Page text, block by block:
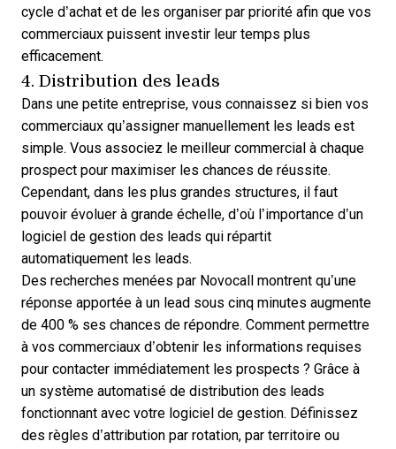
cycle d’achat et de les organiser par priorité afin que vos
commerciaux puissent investir leur temps plus
efficacement.
4. Distribution des leads
Dans une petite entreprise, vous connaissez si bien vos
commerciaux qu’assigner manuellement les leads est
simple. Vous associez le meilleur commercial à chaque
prospect pour maximiser les chances de réussite.
Cependant, dans les plus grandes structures, il faut
pouvoir évoluer à grande échelle, d’où l’importance d’un
logiciel de gestion des leads qui répartit
automatiquement les leads.
Des recherches menées par Novocall
montrent qu’une
réponse apportée à un lead sous cinq minutes augmente
de 400 % ses chances de répondre. Comment permettre
à vos commerciaux d’obtenir les informations requises
pour contacter immédiatement les prospects ? Grâce à
un système automatisé de distribution des leads
fonctionnant avec votre logiciel de gestion. Définissez
des règles d’attribution par rotation, par territoire ou